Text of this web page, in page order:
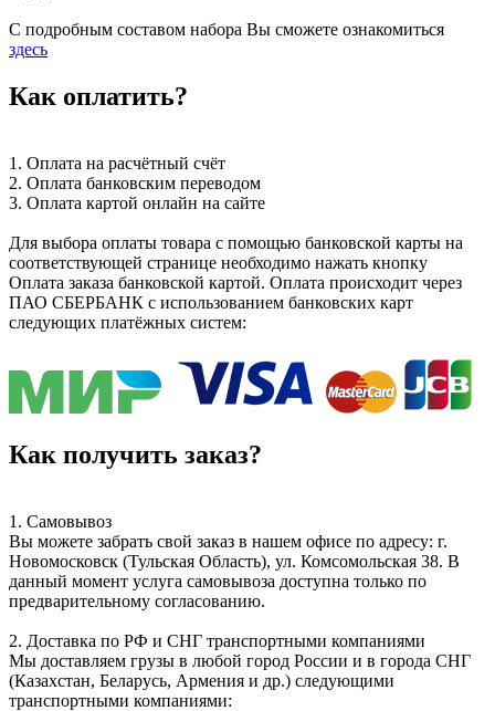
С подробным составом набора Вы сможете ознакомиться
здесь
Как оплатить?
1. Оплата на расчётный счёт
2. Оплата банковским переводом
3. Оплата картой онлайн на сайте
Для выбора оплаты товара с помощью банковской карты на
соответствующей странице необходимо нажать кнопку
Оплата заказа банковской картой. Оплата происходит через
ПАО СБЕРБАНК с использованием банковских карт
следующих платёжных систем:
Как получить заказ?
1. Самовывоз
Вы можете забрать свой заказ в нашем офисе по адресу: г.
Новомосковск (Тульская Область), ул. Комсомольская 38. В
данный момент услуга самовывоза доступна только по
предварительному согласованию.
2. Доставка по РФ и СНГ транспортными компаниями
Мы доставляем грузы в любой город России и в города СНГ
(Казахстан, Беларусь, Армения и др.) следующими
транспортными компаниями: